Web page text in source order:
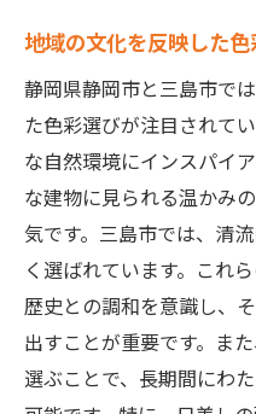
地域の文化を反映した
静岡県静岡市と三島市で
た色彩選びが注目されて
な自然環境にインスパイ
な建物に見られる温かみ
気です。三島市では、清
く選ばれています。これ
歴史との調和を意識し、
出すことが重要です。ま
選ぶことで、長期間にわ